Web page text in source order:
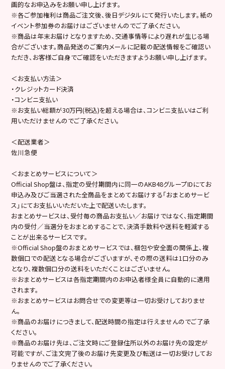
画的なお申込みをお願い申し上げます。
※各ご参加権利は商品ご注文後、後日デジタルにて発行いたします。紙の
イベント参加券のお届けはございませんのでご了承ください。
※商品は年末お届けとなりますため、交通事情等により遅れが生じる場
合がございます。商品発送のご案内メールに記載の配送情報をご確認い
ただき、お客様ご自身でご確認をいただきますようお願い申し上げます。
＜お支払い方法＞
・クレジットカード決済
・コンビニ支払い
※お支払い総額が30万円(税込)を超える場合は、コンビニ支払いはご利
用いただけませんのでご了承ください。
＜配送業者＞
佐川急便
＜おまとめサービスについて＞
Official Shop盤は、指定の受付期間内に同一のAKB48グループIDにてお
申込み及びご当選された全商品をまとめてお届けする「おまとめサービ
ス」にてお支払いいただいた上で配送いたします。
おまとめサービスは、受付毎の商品お支払い／お届けではなく、指定期間
内の受付／当選分をおまとめすることで、決済手数料や送料を軽減する
ことが出来るサービスです。
※Official Shop盤のおまとめサービスでは、梱包や安全面の関係上、複
数個口での配送となる場合がございますが、その際の送料は1口分のみ
となり、複数個口分の送料をいただくことはございません。
※おまとめサービスは各指定期間内のお申込者様全員に自動的に適用
されます。
※おまとめサービスはお問合せでの変更等は一切お受けしておりませ
ん。
※商品のお届けにつきまして、配送時間の指定は行えませんのでご了承
ください。
※商品のお届け先は、ご注文時にご登録住所以外のお届け先の設定が
可能ですが、ご注文完了後のお届け先変更及び転送は一切お受けしてお
りませんのでご了承ください。